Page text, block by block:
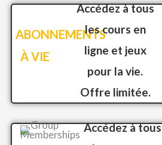
ABONNEMENTS
À VIE
Accédez à tous
les cours en
ligne et jeux
pour la vie.
Offre limitée.
Accédez à tous